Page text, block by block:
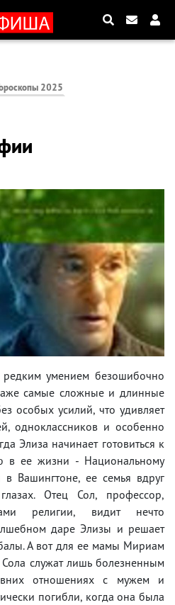
2025
умением безошибочно
самые сложные и длинные
особых усилий, что удивляет
одноклассников и особенно
Элиза начинает готовиться к
в ее жизни - Национальному
Вашингтоне, ее семья вдруг
Отец Сол, профессор,
религии, видит нечто
даре Элизы и решает
А вот для ее мамы Мириам
служат лишь болезненным
отношениях с мужем и
погибли, когда она была